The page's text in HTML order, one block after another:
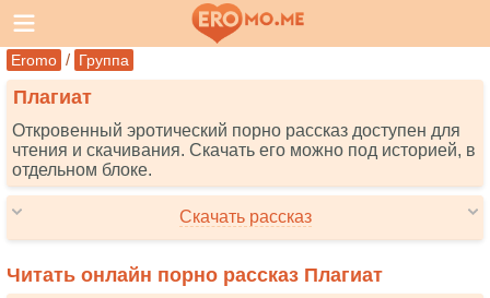
Eromo / Группа
Плагиат
Откровенный эротический порно рассказ доступен для
чтения и скачивания. Скачать его можно под историей, в
отдельном блоке.
Скачать рассказ
Читать онлайн порно рассказ Плагиат